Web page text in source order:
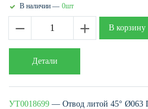
Детали
В наличии — 0шт
− + В корзину
УТ0018699 — Отвод литой 45° Ø063